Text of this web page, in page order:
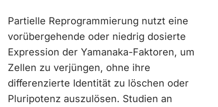
Partielle Reprogrammierung nutzt eine
vorübergehende oder niedrig dosierte
Expression der Yamanaka-Faktoren, um
Zellen zu verjüngen, ohne ihre
differenzierte Identität zu löschen oder
Pluripotenz auszulösen. Studien an